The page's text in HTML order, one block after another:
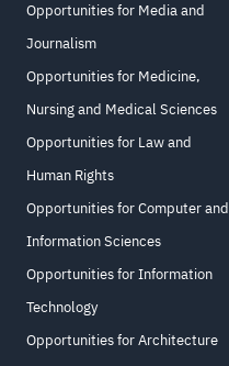
Opportunities for Media and
Journalism
Opportunities for Medicine,
Nursing and Medical Sciences
Opportunities for Law and
Human Rights
Opportunities for Computer and
Information Sciences
Opportunities for Information
Technology
Opportunities for Architecture